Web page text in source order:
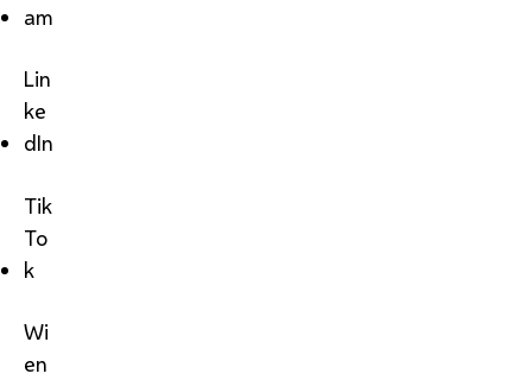
am
Lin
ke
dIn
Tik
To
k
Wi
en